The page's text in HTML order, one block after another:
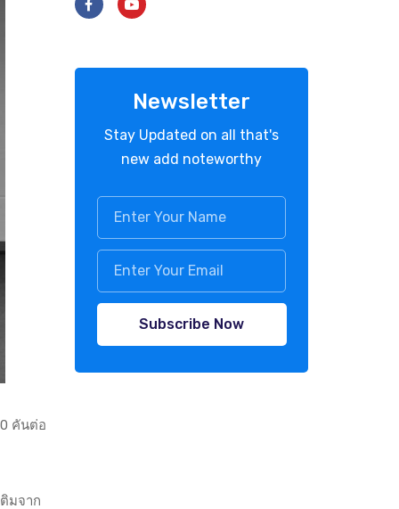
คันต่อ
มจาก
Newsletter
Stay Updated on all that's
new add noteworthy
Subscribe Now